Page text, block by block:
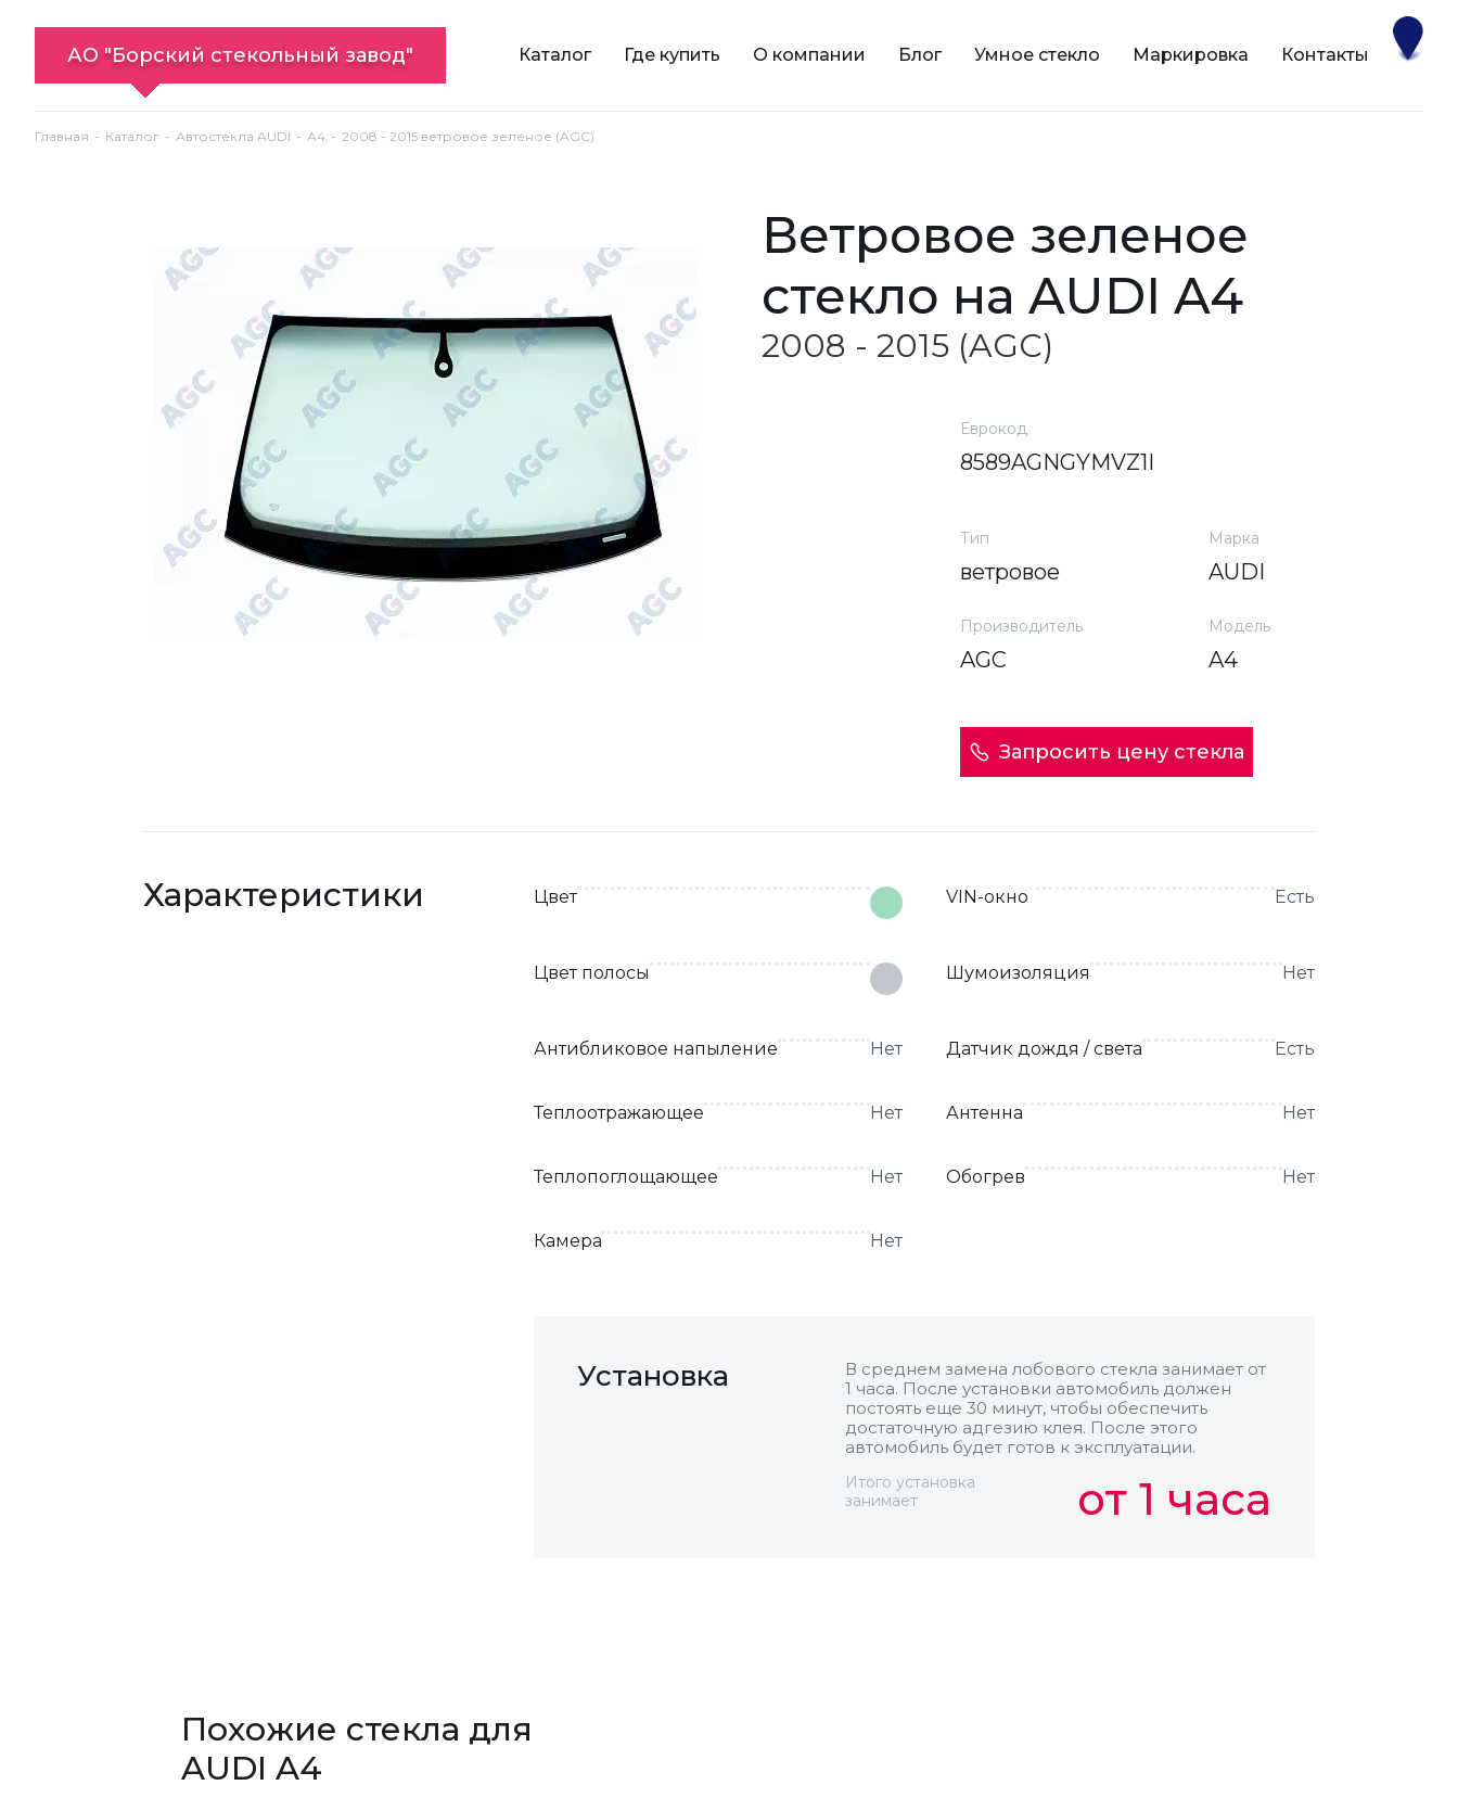
АО "Борский стекольный завод" Каталог Где купить О компании Блог Умное стекло Маркировка Контакты
Главная Каталог Автостекла AUDI A4 2008 - 2015 ветровое зеленое (AGC)
ветровое зеленое
стекло на AUDI A4
2008 - 2015 (AGC)
Еврокод
8589AGNGYMVZ1I
Тип
ветровое
Марка
AUDI
Производитель
AGC
Модель
A4
Запросить цену стекла
Характеристики Цвет VIN-окно Есть
Цвет полосы Шумоизоляция Нет
Антибликовое напыление Нет Датчик дождя / света Есть
Теплоотражающее Нет Антенна Нет
Теплопоглощающее Нет Обогрев Нет
Камера Нет
Установка
В среднем замена лобового стекла занимает от
1 часа. После установки автомобиль должен
постоять еще 30 минут, чтобы обеспечить
достаточную адгезию клея. После этого
автомобиль будет готов к эксплуатации.
Итого установка
занимает
от 1 часа
Похожие стекла для
AUDI A4